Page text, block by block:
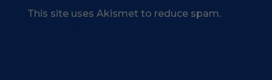
This site uses Akismet to reduce spam.